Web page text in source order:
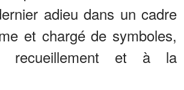
adieu dans un cadre
et chargé de symboles,
recueillement et à la